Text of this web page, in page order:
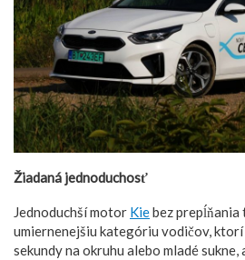
Žiadaná jednoduchosť
Jednoduchší motor Kiebez
umiernenejšiu kategóriu vodičov,
sekundy na okruhu alebo mladé